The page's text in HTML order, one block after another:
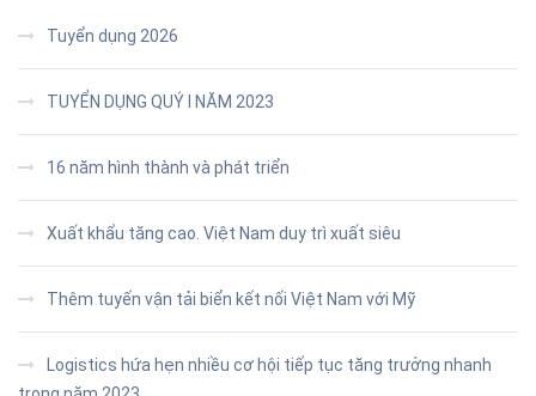
Tuyển dụng 2026
TUYỂN DỤNG QUÝ I NĂM 2023
16 năm hình thành và phát triển
Xuất khẩu tăng cao. Việt Nam duy trì xuất siêu
Thêm tuyến vận tải biển kết nối Việt Nam với Mỹ
Logistics hứa hẹn nhiều cơ hội tiếp tục tăng trưởng nhanh